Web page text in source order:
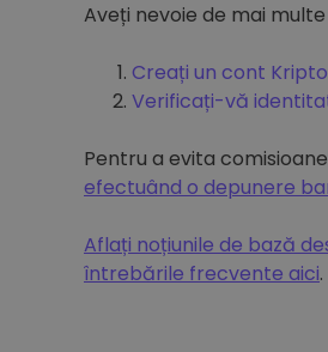
Aveți nevoie de mai
Creați un cont
Verificați-vă
Pentru a evita
efectuând o depunere
Aflați noțiunile de bază
întrebările frecvente aici.